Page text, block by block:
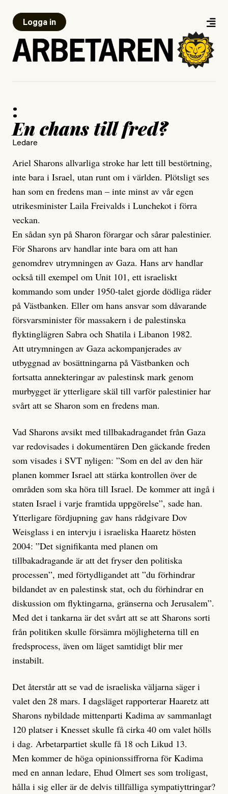
Logga in
:
En chans till fred?
Ledare
Ariel Sharons allvarliga stroke har lett till bestörtning,
inte bara i Israel, utan runt om i världen. Plötsligt ses
han som en fredens man – inte minst av vår egen
utrikesminister Laila Freivalds i Lunchekot i förra
veckan.
En sådan syn på Sharon förargar och sårar palestinier.
För Sharons arv handlar inte bara om att han
genomdrev utrymningen av Gaza. Hans arv handlar
också till exempel om Unit 101, ett israeliskt
kommando som under 1950-talet gjorde dödliga räder
på Västbanken. Eller om hans ansvar som dåvarande
försvarsminister för massakern i de palestinska
flyktinglägren Sabra och Shatila i Libanon 1982.
Att utrymningen av Gaza ackompanjerades av
utbyggnad av bosättningarna på Västbanken och
fortsatta annekteringar av palestinsk mark genom
murbygget är ytterligare skäl till varför palestinier har
svårt att se Sharon som en fredens man.
Vad Sharons avsikt med tillbakadragandet från Gaza
var redovisades i dokumentären Den gäckande freden
som visades i SVT nyligen: ”Som en del av den här
planen kommer Israel att stärka kontrollen över de
områden som ska höra till Israel. De kommer att ingå i
staten Israel i varje framtida uppgörelse”, sade han.
Ytterligare fördjupning gav hans rådgivare Dov
Weisglass i en intervju i israeliska Haaretz hösten
2004: ”Det signifikanta med planen om
tillbakadragande är att det fryser den politiska
processen”, med förtydligandet att ”du förhindrar
bildandet av en palestinsk stat, och du förhindrar en
diskussion om flyktingarna, gränserna och Jerusalem”.
Med det i tankarna är det svårt att se att Sharons sorti
från politiken skulle försämra möjligheterna till en
fredsprocess, även om läget samtidigt blir mer
instabilt.
Det återstår att se vad de israeliska väljarna säger i
valet den 28 mars. I dagsläget rapporterar Haaretz att
Sharons nybildade mittenparti Kadima av sammanlagt
120 platser i Knesset skulle få cirka 40 om valet hölls
i dag. Arbetarpartiet skulle få 18 och Likud 13.
Men kommer de höga opinionssiffrorna för Kadima
med en annan ledare, Ehud Olmert ses som troligast,
hålla i sig eller är de delvis tillfälliga sympatiyttringar?